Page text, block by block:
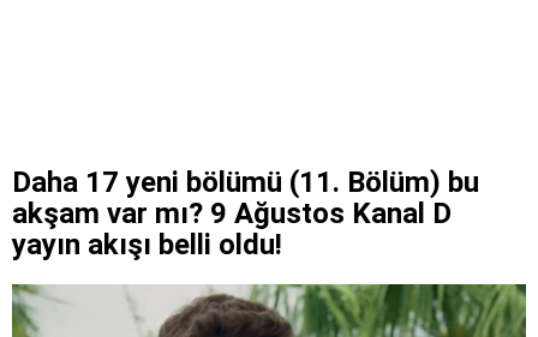
Daha 17 yeni bölümü (11. Bölüm) bu
akşam var mı? 9 Ağustos Kanal D
yayın akışı belli oldu!